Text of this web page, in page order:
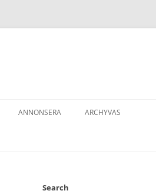
ANNONSERA ARCHYVAS
Search